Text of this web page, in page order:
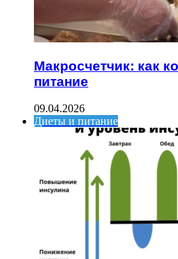
Макросчетчик: как
питание
09.04.2026
Диеты и питание